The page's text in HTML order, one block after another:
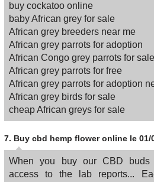
buy cockatoo online
baby African grey for sale
African grey breeders near me
African grey parrots for adoption
African Congo grey parrots for sale
African grey parrots for free
African grey parrots for adoption
African grey birds for sale
cheap African greys for sale
7. Buy cbd hemp flower online le 01/
When you buy our CBD buds
access to the lab reports...